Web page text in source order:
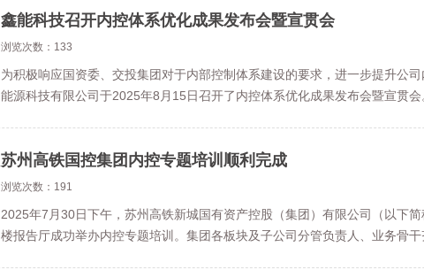
鑫能科技召开内控体系优化成果发布会暨宣贯会
浏览次数：133
为积极响应国资委、交投集团对于内部控制体系建设的要求，进一步提升公
能源科技有限公司于2025年8月15日召开了内控体系优化成果发布会暨宣贯
苏州高铁国控集团内控专题培训顺利完成
浏览次数：191
2025年7月30日下午，苏州高铁新城国有资产控股（集团）有限公司（以下
楼报告厅成功举办内控专题培训。集团各板块及子公司分管负责人、业务骨